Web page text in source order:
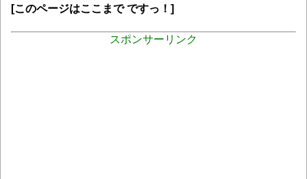
[このページはここまで ですっ！]
スポンサーリンク